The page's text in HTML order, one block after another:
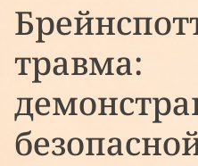
травма: